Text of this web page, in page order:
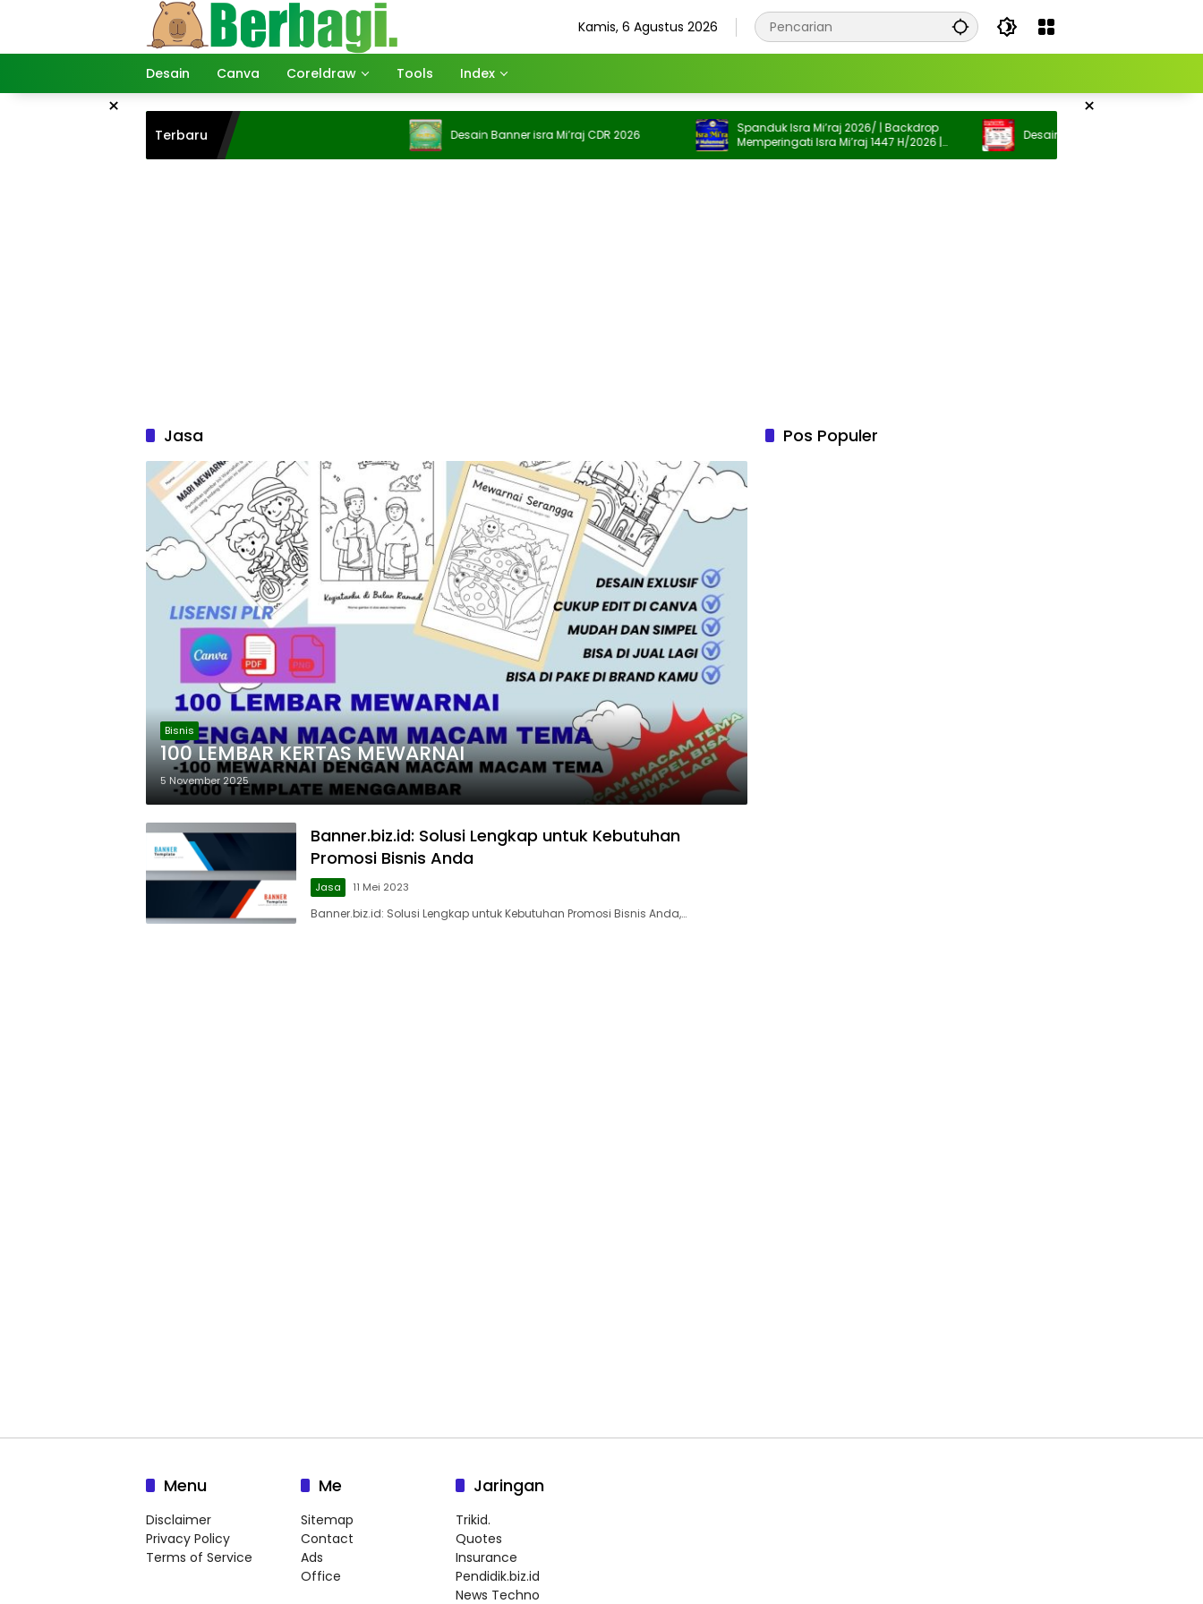
Kamis, 6 Agustus 2026
Desain Canva Coreldraw Tools Index
× ×
Terbaru Desain Banner isra Mi’raj CDR 2026
Spanduk Isra Mi’raj 2026/ | Backdrop
Memperingati Isra Mi’raj 1447 H/2026 |
Spanduk Memperingati Isra Mi’raj
Desain Kertas Pesanan Seblak
Jasa
Bisnis
100 LEMBAR KERTAS MEWARNAI
5 November 2025
Banner.biz.id: Solusi Lengkap untuk Kebutuhan
Promosi Bisnis Anda
Jasa 11 Mei 2023
Banner.biz.id: Solusi Lengkap untuk Kebutuhan Promosi Bisnis Anda,…
Pos Populer
Menu
Disclaimer
Privacy Policy
Terms of Service
Me
Sitemap
Contact
Ads
Office
Jaringan
Trikid.
Quotes
Insurance
Pendidik.biz.id
News Techno